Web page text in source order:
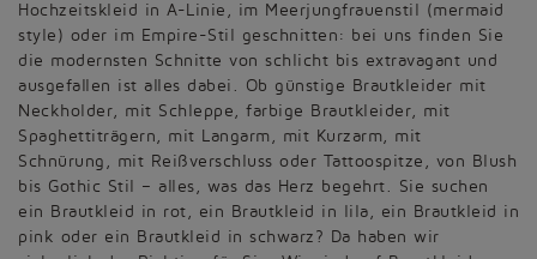
Hochzeitskleid in A-Linie, im Meerjungfrauenstil (mermaid
style) oder im Empire-Stil geschnitten: bei uns finden Sie
die modernsten Schnitte von schlicht bis extravagant und
ausgefallen ist alles dabei. Ob günstige Brautkleider mit
Neckholder, mit Schleppe, farbige Brautkleider, mit
Spaghettiträgern, mit Langarm, mit Kurzarm, mit
Schnürung, mit Reißverschluss oder Tattoospitze, von Blush
bis Gothic Stil – alles, was das Herz begehrt. Sie suchen
ein Brautkleid in rot, ein Brautkleid in lila, ein Brautkleid in
pink oder ein Brautkleid in schwarz? Da haben wir